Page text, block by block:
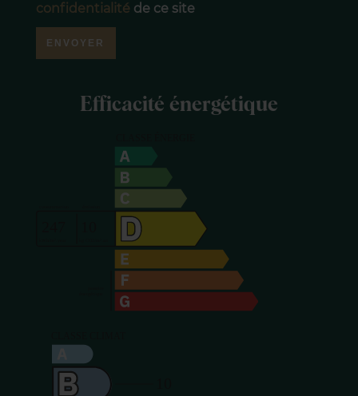
confidentialité de ce site
ENVOYER
Efficacité énergétique